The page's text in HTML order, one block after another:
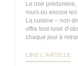
Le noir
murs ou encore
La cuisine – non
offre tout loisir
chaque jour à
LIRE L'ARTICLE